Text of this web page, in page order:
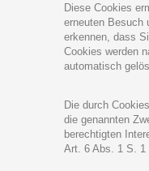
Diese Cookies
erneuten Besuch
erkennen, dass
Cookies werden
automatisch
Die durch
die genannten
berechtigten
Art. 6 Abs. 1 S. 1